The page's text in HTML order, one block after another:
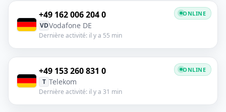
+49 162 006 204 0
VDVodafone DE
Dernière activité: il y a 55 min
ONLINE
+49 153 260 831 0
T Telekom
Dernière activité: il y a 31 min
ONLINE